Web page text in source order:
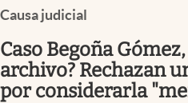
Causa judicial
Caso Begoña
archivo? Rechazan
por considerarla